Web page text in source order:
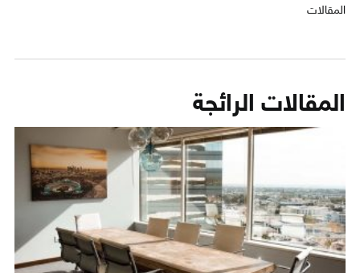
المقالات
المقالات الرائجة